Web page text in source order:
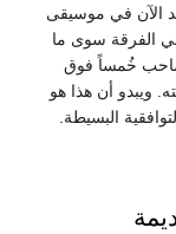
الآن في موسيقى
الفرقة سوى ما
خُمساً فوق
ويبدو أن هذا هو
البسيطة.